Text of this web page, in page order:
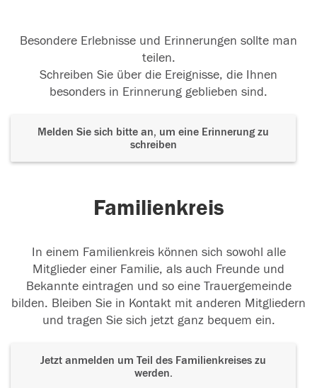
Besondere Erlebnisse und Erinnerungen sollte man
teilen.
Schreiben Sie über die Ereignisse, die Ihnen
besonders in Erinnerung geblieben sind.
Melden Sie sich bitte an, um eine Erinnerung zu
schreiben
Familienkreis
In einem Familienkreis können sich sowohl alle
Mitglieder einer Familie, als auch Freunde und
Bekannte eintragen und so eine Trauergemeinde
bilden. Bleiben Sie in Kontakt mit anderen Mitgliedern
und tragen Sie sich jetzt ganz bequem ein.
Jetzt anmelden um Teil des Familienkreises zu
werden.